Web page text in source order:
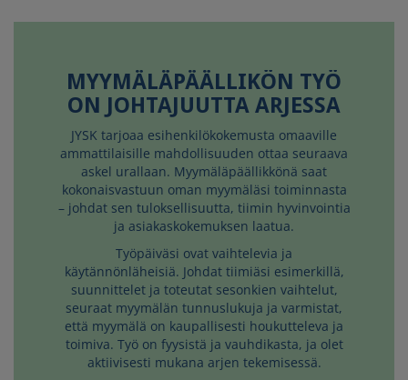
MYYMÄLÄPÄÄLLIKÖN TYÖ
ON JOHTAJUUTTA ARJESSA
JYSK tarjoaa esihenkilökokemusta omaaville
ammattilaisille mahdollisuuden ottaa seuraava
askel urallaan. Myymäläpäällikkönä saat
kokonaisvastuun oman myymäläsi toiminnasta
– johdat sen tuloksellisuutta, tiimin hyvinvointia
ja asiakaskokemuksen laatua.
Työpäiväsi ovat vaihtelevia ja
käytännönläheisiä. Johdat tiimiäsi esimerkillä,
suunnittelet ja toteutat sesonkien vaihtelut,
seuraat myymälän tunnuslukuja ja varmistat,
että myymälä on kaupallisesti houkutteleva ja
toimiva. Työ on fyysistä ja vauhdikasta, ja olet
aktiivisesti mukana arjen tekemisessä.